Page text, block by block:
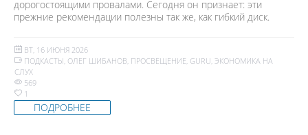
дорогостоящими провалами. Сегодня он признает: эти
прежние рекомендации полезны так же, как гибкий диск.
ВТ, 16 ИЮНЯ 2026
ПОДКАСТЫ, ОЛЕГ ШИБАНОВ, ПРОСВЕЩЕНИЕ, GURU, ЭКОНОМИКА НА
СЛУХ
569
1
ПОДРОБНЕЕ